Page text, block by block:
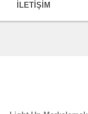
İLETİŞİM